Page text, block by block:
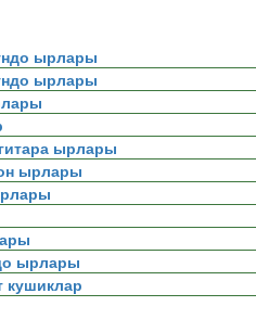
ырлары
ырлары
ырлары
ырлары
ырлары
кушиклар